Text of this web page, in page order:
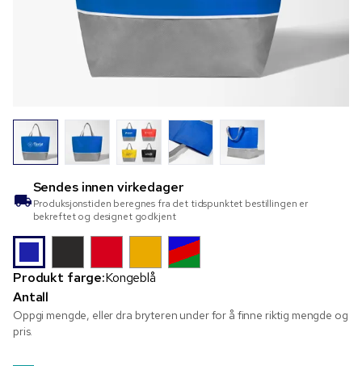
Sendes innen virkedager
Produksjonstiden beregnes fra det tidspunktet bestillingen er
bekreftet og designet godkjent
Produkt farge:Kongeblå
Antall
Oppgi mengde, eller dra bryteren under for å finne riktig mengde og
pris.